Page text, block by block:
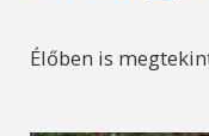
Élőben is